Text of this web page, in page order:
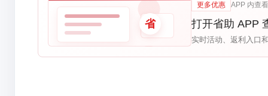
省
更多优惠 APP 内查看
打开省助 APP
实时活动、返利入口